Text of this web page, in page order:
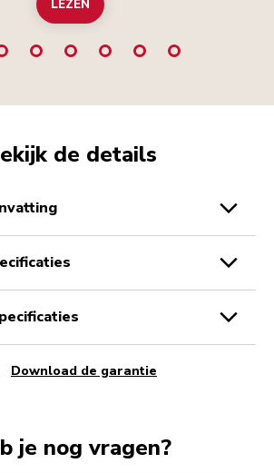
LEZEN
de details
Download de garantie
je nog vragen?